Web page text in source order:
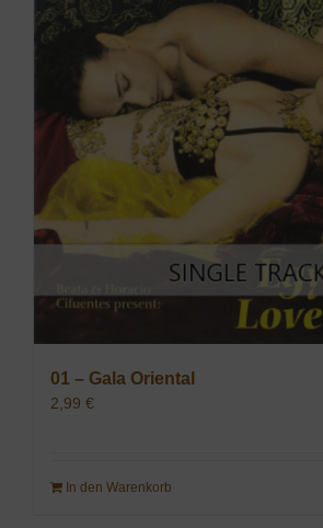
01 – Gala Oriental
2,99 €
In den Warenkorb